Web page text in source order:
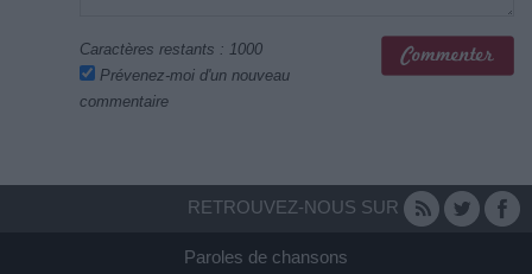
Caractères restants : 1000
Prévenez-moi d'un nouveau
commentaire
RETROUVEZ-NOUS SUR
Paroles de chansons